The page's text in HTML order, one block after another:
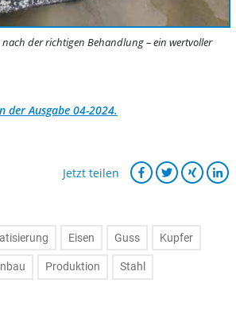
der richtigen Behandlung – ein wertvoller
der Ausgabe 04-2024.
Jetzt teilen
Eisen Guss Kupfer
Produktion Stahl